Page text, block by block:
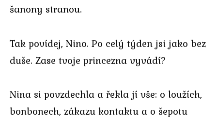
šanony stranou.
Tak povídej, Nino. Po celý týden jsi jako bez
duše. Zase tvoje princezna vyvádí?
Nina si povzdechla a řekla jí vše: o loužích,
bonbonech, zákazu kontaktu a o šepotu